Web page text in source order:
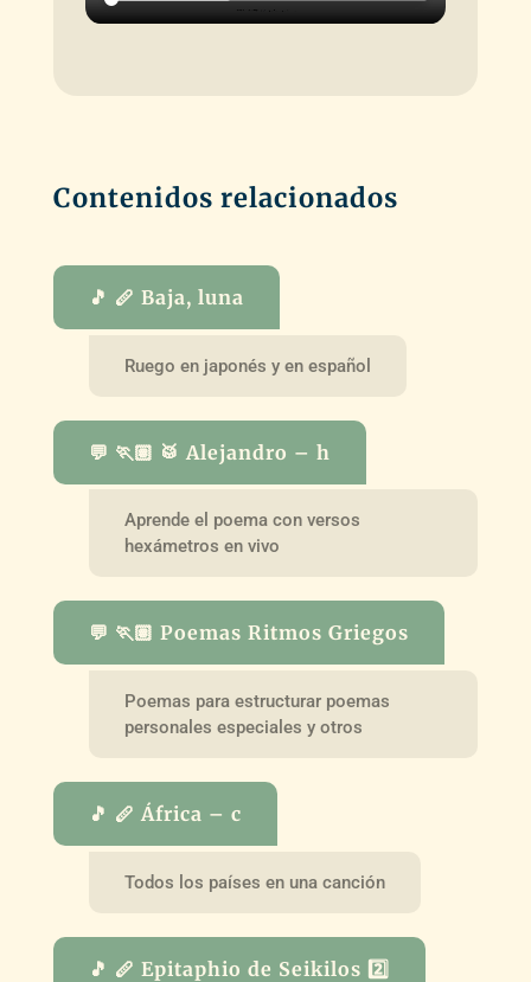
Contenidos relacionados
🎵 🪈 Baja, luna
Ruego en japonés y en español
💬 🏃🏽 🥁 Alejandro – h
Aprende el poema con versos
hexámetros en vivo
💬 🏃🏽 Poemas Ritmos Griegos
Poemas para estructurar poemas
personales especiales y otros
🎵 🪈 África – c
Todos los países en una canción
🎵 🪈 Epitaphio de Seikilos 2️⃣